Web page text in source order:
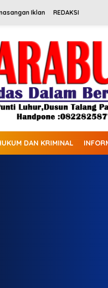
Iklan REDAKSI
DAN KRIMINAL